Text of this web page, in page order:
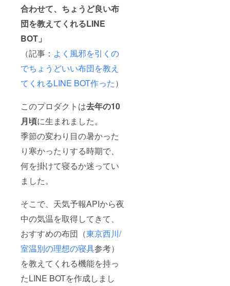
合わせて、ちょうど良い布
団を教えてくれるLINE
BOT」
（記事： よく風邪を引くの
でちょうどいい布団を教え
てくれるLINE BOT作った）
このプロダクトは去年の10
月頃に生まれました。
季節の変わり目の暑かった
り寒かったりする時期で、
何を掛けて寝るか迷ってい
ました。
そこで、天気予報APIから夜
中の気温を取得してきて、
おすすめの布団（東京西川/
室温別の理想の寝具参考）
を教えてくれる機能を持っ
たLINE BOTを作成しまし